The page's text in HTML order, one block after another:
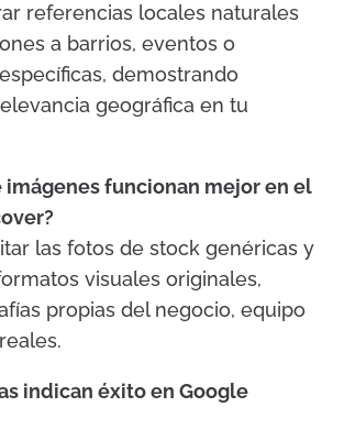
referencias locales naturales
a barrios, eventos o
demostrando
geográfica en tu
imágenes funcionan mejor en el
las fotos de stock genéricas y
visuales originales,
propias del negocio, equipo
indican éxito en Google